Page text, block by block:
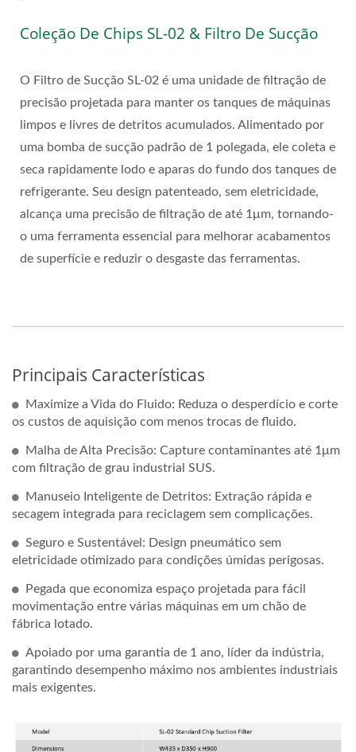
Coleção De Chips SL-02 & Filtro De Sucção
O Filtro de Sucção SL-02 é uma unidade de filtração de
precisão projetada para manter os tanques de máquinas
limpos e livres de detritos acumulados. Alimentado por
uma bomba de sucção padrão de 1 polegada, ele coleta e
seca rapidamente lodo e aparas do fundo dos tanques de
refrigerante. Seu design patenteado, sem eletricidade,
alcança uma precisão de filtração de até 1μm, tornando-
o uma ferramenta essencial para melhorar acabamentos
de superfície e reduzir o desgaste das ferramentas.
Principais Características
Maximize a Vida do Fluido: Reduza o desperdício e corte
os custos de aquisição com menos trocas de fluido.
Malha de Alta Precisão: Capture contaminantes até 1μm
com filtração de grau industrial SUS.
Manuseio Inteligente de Detritos: Extração rápida e
secagem integrada para reciclagem sem complicações.
Seguro e Sustentável: Design pneumático sem
eletricidade otimizado para condições úmidas perigosas.
Pegada que economiza espaço projetada para fácil
movimentação entre várias máquinas em um chão de
fábrica lotado.
Apoiado por uma garantia de 1 ano, líder da indústria,
garantindo desempenho máximo nos ambientes industriais
mais exigentes.